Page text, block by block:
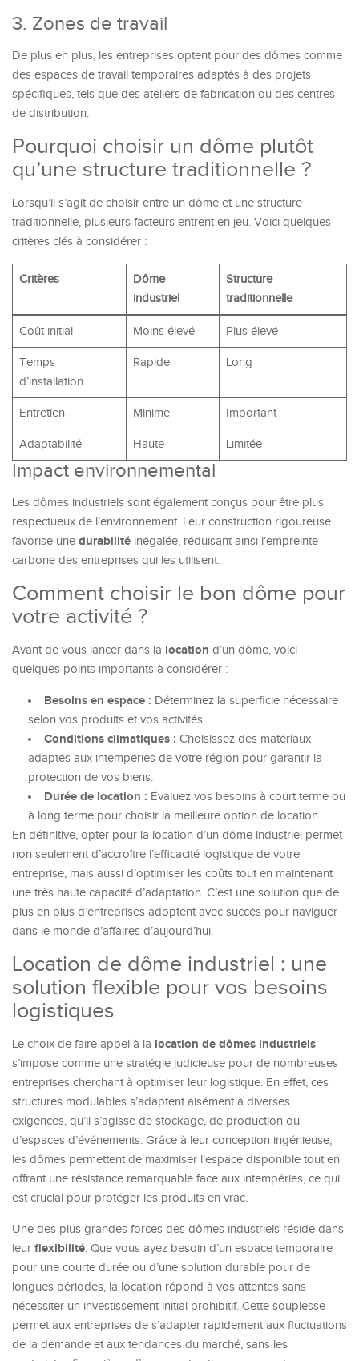
3. Zones de travail
De plus en plus, les entreprises optent pour des dômes comme
des espaces de travail temporaires adaptés à des projets
spécifiques, tels que des ateliers de fabrication ou des centres
de distribution.
Pourquoi choisir un dôme plutôt
qu’une structure traditionnelle ?
Lorsqu’il s’agit de choisir entre un dôme et une structure
traditionnelle, plusieurs facteurs entrent en jeu. Voici quelques
critères clés à considérer :
Critères
Dôme
industriel
Structure
traditionnelle
Coût initial Moins élevé Plus élevé
Temps
d’installation
Rapide Long
Entretien Minime Important
Adaptabilité Haute Limitée
Impact environnemental
Les dômes industriels sont également conçus pour être plus
respectueux de l’environnement. Leur construction rigoureuse
favorise une durabilité inégalée, réduisant ainsi l’empreinte
carbone des entreprises qui les utilisent.
Comment choisir le bon dôme pour
votre activité ?
Avant de vous lancer dans la location d’un dôme, voici
quelques points importants à considérer :
Besoins en espace : Déterminez la superficie nécessaire
selon vos produits et vos activités.
Conditions climatiques : Choisissez des matériaux
adaptés aux intempéries de votre région pour garantir la
protection de vos biens.
Durée de location : Évaluez vos besoins à court terme ou
à long terme pour choisir la meilleure option de location.
En définitive, opter pour la location d’un dôme industriel permet
non seulement d’accroître l’efficacité logistique de votre
entreprise, mais aussi d’optimiser les coûts tout en maintenant
une très haute capacité d’adaptation. C’est une solution que de
plus en plus d’entreprises adoptent avec succès pour naviguer
dans le monde d’affaires d’aujourd’hui.
Location de dôme industriel : une
solution flexible pour vos besoins
logistiques
Le choix de faire appel à la location de dômes industriels
s’impose comme une stratégie judicieuse pour de nombreuses
entreprises cherchant à optimiser leur logistique. En effet, ces
structures modulables s’adaptent aisément à diverses
exigences, qu’il s’agisse de stockage, de production ou
d’espaces d’événements. Grâce à leur conception ingénieuse,
les dômes permettent de maximiser l’espace disponible tout en
offrant une résistance remarquable face aux intempéries, ce qui
est crucial pour protéger les produits en vrac.
Une des plus grandes forces des dômes industriels réside dans
leur flexibilité. Que vous ayez besoin d’un espace temporaire
pour une courte durée ou d’une solution durable pour de
longues périodes, la location répond à vos attentes sans
nécessiter un investissement initial prohibitif. Cette souplesse
permet aux entreprises de s’adapter rapidement aux fluctuations
de la demande et aux tendances du marché, sans les